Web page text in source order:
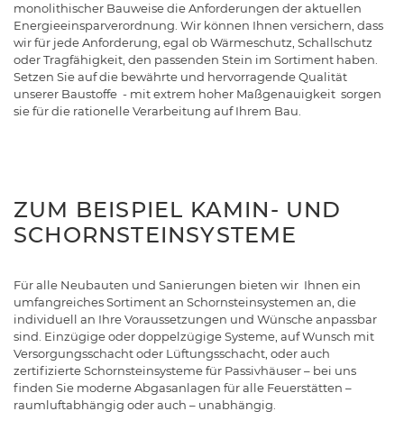
monolithischer Bauweise die Anforderungen der aktuellen
Energieeinsparverordnung. Wir können Ihnen versichern, dass
wir für jede Anforderung, egal ob Wärmeschutz, Schallschutz
oder Tragfähigkeit, den passenden Stein im Sortiment haben.
Setzen Sie auf die bewährte und hervorragende Qualität
unserer Baustoffe - mit extrem hoher Maßgenauigkeit sorgen
sie für die rationelle Verarbeitung auf Ihrem Bau.
ZUM BEISPIEL KAMIN- UND
SCHORNSTEINSYSTEME
Für alle Neubauten und Sanierungen bieten wir Ihnen ein
umfangreiches Sortiment an Schornsteinsystemen an, die
individuell an Ihre Voraussetzungen und Wünsche anpassbar
sind. Einzügige oder doppelzügige Systeme, auf Wunsch mit
Versorgungsschacht oder Lüftungsschacht, oder auch
zertifizierte Schornsteinsysteme für Passivhäuser – bei uns
finden Sie moderne Abgasanlagen für alle Feuerstätten –
raumluftabhängig oder auch – unabhängig.